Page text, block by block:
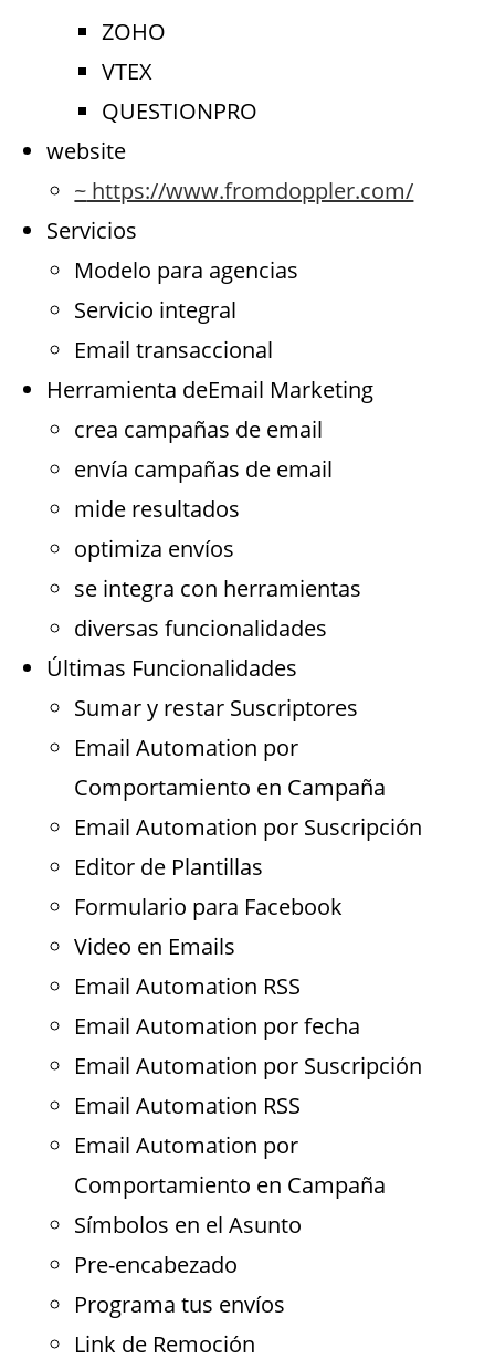
ZOHO
VTEX
QUESTIONPRO
website
~ https://www.fromdoppler.com/
Servicios
Modelo para agencias
Servicio integral
Email transaccional
Herramienta deEmail Marketing
crea campañas de email
envía campañas de email
mide resultados
optimiza envíos
se integra con herramientas
diversas funcionalidades
Últimas Funcionalidades
Sumar y restar Suscriptores
Email Automation por
Comportamiento en Campaña
Email Automation por Suscripción
Editor de Plantillas
Formulario para Facebook
Video en Emails
Email Automation RSS
Email Automation por fecha
Email Automation por Suscripción
Email Automation RSS
Email Automation por
Comportamiento en Campaña
Símbolos en el Asunto
Pre-encabezado
Programa tus envíos
Link de Remoción